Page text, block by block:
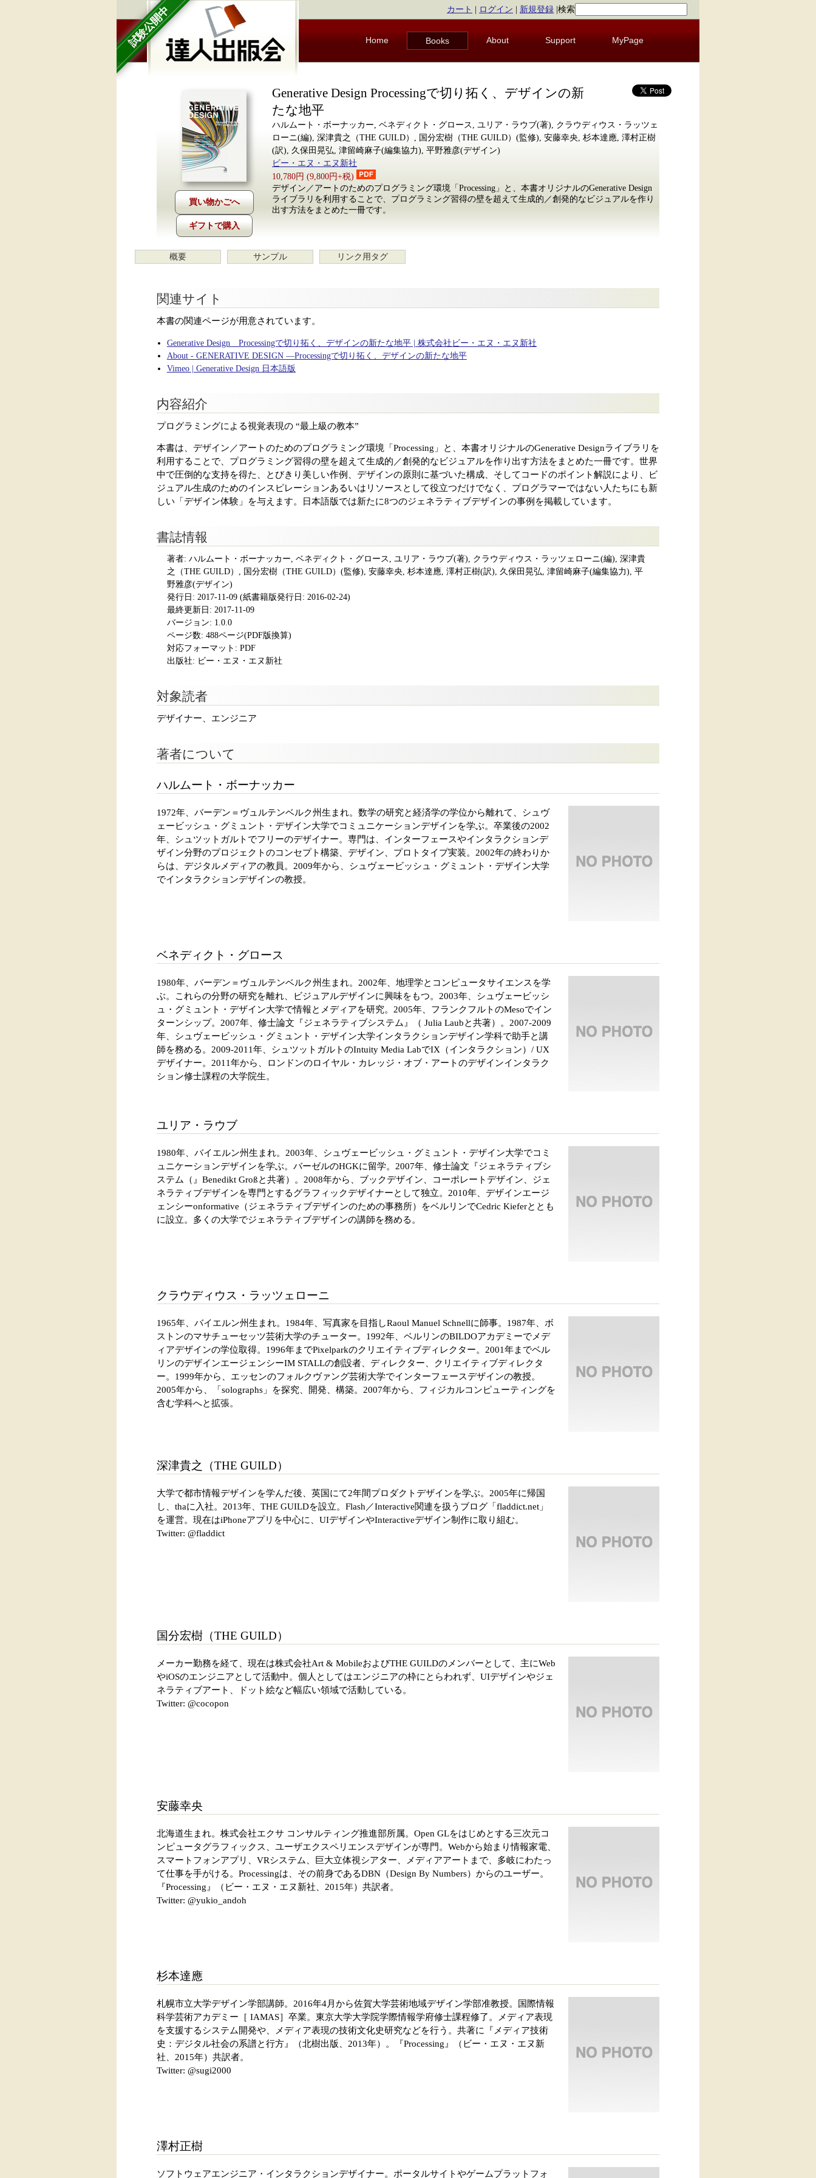
試験公開中 カート ログイン 新規登録 検索
Home Books About Support MyPage
ギフトで購入
Generative Design Processingで切り拓く、デザインの新
たな地平
ハルムート・ボーナッカー, ベネディクト・グロース, ユリア・ラウブ(著), クラウディウス・ラッツェ
ローニ(編), 深津貴之（THE GUILD）, 国分宏樹（THE GUILD）(監修), 安藤幸央, 杉本達應, 澤村正樹
(訳), 久保田晃弘, 津留崎麻子(編集協力), 平野雅彦(デザイン)
ビー・エヌ・エヌ新社
10,780円 (9,800円+税)
デザイン／アートのためのプログラミング環境「Processing」と、本書オリジナルのGenerative Design
ライブラリを利用することで、プログラミング習得の壁を超えて生成的／創発的なビジュアルを作り
出す方法をまとめた一冊です。
概要 サンプル リンク用タグ
関連サイト
本書の関連ページが用意されています。
Generative Design Processingで切り拓く、デザインの新たな地平 | 株式会社ビー・エヌ・エヌ新社
About - GENERATIVE DESIGN ―Processingで切り拓く、デザインの新たな地平
Vimeo | Generative Design 日本語版
内容紹介
プログラミングによる視覚表現の “最上級の教本”
本書は、デザイン／アートのためのプログラミング環境「Processing」と、本書オリジナルのGenerative Designライブラリを
利用することで、プログラミング習得の壁を超えて生成的／創発的なビジュアルを作り出す方法をまとめた一冊です。世界
中で圧倒的な支持を得た、とびきり美しい作例、デザインの原則に基づいた構成、そしてコードのポイント解説により、ビ
ジュアル生成のためのインスピレーションあるいはリソースとして役立つだけでなく、プログラマーではない人たちにも新
しい「デザイン体験」を与えます。日本語版では新たに8つのジェネラティブデザインの事例を掲載しています。
書誌情報
著者: ハルムート・ボーナッカー, ベネディクト・グロース, ユリア・ラウブ(著), クラウディウス・ラッツェローニ(編), 深津貴
之（THE GUILD）, 国分宏樹（THE GUILD）(監修), 安藤幸央, 杉本達應, 澤村正樹(訳), 久保田晃弘, 津留崎麻子(編集協力), 平
野雅彦(デザイン)
発行日: 2017-11-09(紙書籍版発行日: 2016-02-24)
最終更新日: 2017-11-09
バージョン: 1.0.0
ページ数: 488ページ(PDF版換算)
対応フォーマット: PDF
出版社: ビー・エヌ・エヌ新社
対象読者
デザイナー、エンジニア
著者について
ハルムート・ボーナッカー
1972年、バーデン＝ヴュルテンベルク州生まれ。数学の研究と経済学の学位から離れて、シュヴ
ェービッシュ・グミュント・デザイン大学でコミュニケーションデザインを学ぶ。卒業後の2002
年、シュツットガルトでフリーのデザイナー。専門は、インターフェースやインタラクションデ
ザイン分野のプロジェクトのコンセプト構築、デザイン、プロトタイプ実装。2002年の終わりか
らは、デジタルメディアの教員。2009年から、シュヴェービッシュ・グミュント・デザイン大学
でインタラクションデザインの教授。
ベネディクト・グロース
1980年、バーデン＝ヴュルテンベルク州生まれ。2002年、地理学とコンピュータサイエンスを学
ぶ。これらの分野の研究を離れ、ビジュアルデザインに興味をもつ。2003年、シュヴェービッシ
ュ・グミュント・デザイン大学で情報とメディアを研究。2005年、フランクフルトのMesoでイン
ターンシップ。2007年、修士論文『ジェネラティブシステム』（ Julia Laubと共著）。2007-2009
年、シュヴェービッシュ・グミュント・デザイン大学インタラクションデザイン学科で助手と講
師を務める。2009-2011年、シュツットガルトのIntuity Media LabでIX（インタラクション）/ UX
デザイナー。2011年から、ロンドンのロイヤル・カレッジ・オブ・アートのデザインインタラク
ション修士課程の大学院生。
ユリア・ラウブ
1980年、バイエルン州生まれ。2003年、シュヴェービッシュ・グミュント・デザイン大学でコミ
ュニケーションデザインを学ぶ。バーゼルのHGKに留学。2007年、修士論文『ジェネラティブシ
ステム（』Benedikt Großと共著）。2008年から、ブックデザイン、コーポレートデザイン、ジェ
ネラティブデザインを専門とするグラフィックデザイナーとして独立。2010年、デザインエージ
ェンシーonformative（ジェネラティブデザインのための事務所）をベルリンでCedric Kieferととも
に設立。多くの大学でジェネラティブデザインの講師を務める。
クラウディウス・ラッツェローニ
1965年、バイエルン州生まれ。1984年、写真家を目指しRaoul Manuel Schnellに師事。1987年、ボ
ストンのマサチューセッツ芸術大学のチューター。1992年、ベルリンのBILDOアカデミーでメデ
ィアデザインの学位取得。1996年までPixelparkのクリエイティブディレクター。2001年までベル
リンのデザインエージェンシーIM STALLの創設者、ディレクター、クリエイティブディレクタ
ー。1999年から、エッセンのフォルクヴァング芸術大学でインターフェースデザインの教授。
2005年から、「solographs」を探究、開発、構築。2007年から、フィジカルコンピューティングを
含む学科へと拡張。
深津貴之（THE GUILD）
大学で都市情報デザインを学んだ後、英国にて2年間プロダクトデザインを学ぶ。2005年に帰国
し、thaに入社。2013年、THE GUILDを設立。Flash／Interactive関連を扱うブログ「fladdict.net」
を運営。現在はiPhoneアプリを中心に、UIデザインやInteractiveデザイン制作に取り組む。
Twitter: @fladdict
国分宏樹（THE GUILD）
メーカー勤務を経て、現在は株式会社Art & MobileおよびTHE GUILDのメンバーとして、主にWeb
やiOSのエンジニアとして活動中。個人としてはエンジニアの枠にとらわれず、UIデザインやジェ
ネラティブアート、ドット絵など幅広い領域で活動している。
Twitter: @cocopon
安藤幸央
北海道生まれ。株式会社エクサ コンサルティング推進部所属。Open GLをはじめとする三次元コ
ンピュータグラフィックス、ユーザエクスペリエンスデザインが専門。Webから始まり情報家電、
スマートフォンアプリ、VRシステム、巨大立体視シアター、メディアアートまで、多岐にわたっ
て仕事を手がける。Processingは、その前身であるDBN（Design By Numbers）からのユーザー。
『Processing』（ビー・エヌ・エヌ新社、2015年）共訳者。
Twitter: @yukio_andoh
杉本達應
札幌市立大学デザイン学部講師。2016年4月から佐賀大学芸術地域デザイン学部准教授。国際情報
科学芸術アカデミー［ IAMAS］卒業。東京大学大学院学際情報学府修士課程修了。メディア表現
を支援するシステム開発や、メディア表現の技術文化史研究などを行う。共著に『メディア技術
史：デジタル社会の系譜と行方』（北樹出版、2013年）。『Processing』（ビー・エヌ・エヌ新
社、2015年）共訳者。
Twitter: @sugi2000
澤村正樹
ソフトウェアエンジニア・インタラクションデザイナー。ポータルサイトやゲームプラットフォ